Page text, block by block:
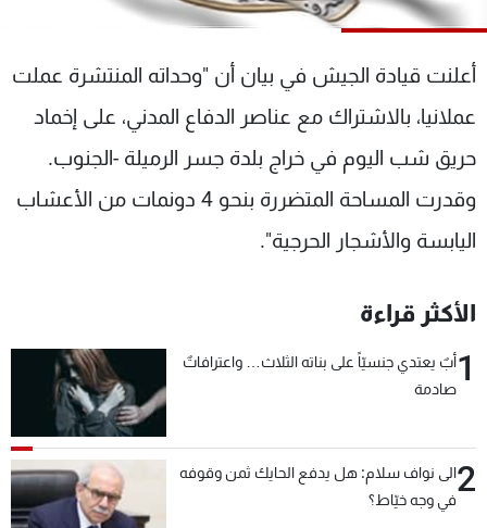
أعلنت قيادة الجيش في بيان أن "وحداته المنتشرة عملت
عملانيا، بالاشتراك مع عناصر الدفاع المدني، على إخماد
حريق شب اليوم في خراج بلدة جسر الرميلة -الجنوب.
وقدرت المساحة المتضررة بنحو 4 دونمات من الأعشاب
اليابسة والأشجار الحرجية".
الأكثر قراءة
1أبٌ يعتدي جنسيّاً على بناته الثلاث… واعترافاتٌ
صادمة
2الى نواف سلام: هل يدفع الحايك ثمن وقوفه
في وجه خيّاط؟
شاهد البرامج
عن MTV
لاعلاناتكم
وظائف
تواصل معنا
شروط الإسـتخدام
سياسة الخصوصية